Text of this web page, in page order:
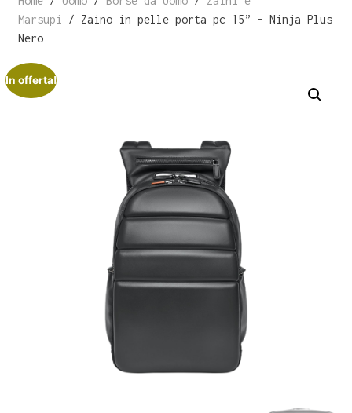
Marsupi
/ Zaino in pelle porta pc 15” – Ninja Plus
Nero
In offerta!